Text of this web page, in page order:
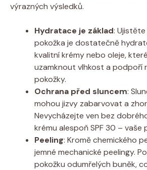
výrazných výsledků.
Hydratace je základ: Ujistěte
pokožka je dostatečně
kvalitní krémy nebo oleje,
uzamknout vlhkost a podpoří
pokožky.
Ochrana před sluncem:
mohou jizvy zabarvovat a
Nevycházejte ven bez
krému alespoň SPF 30 – vaše
Peeling: Kromě chemického
jemné mechanické peelingy.
pokožku odumřelých buněk,